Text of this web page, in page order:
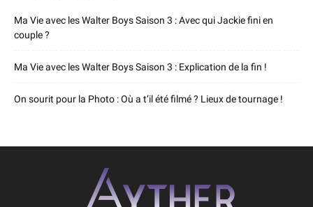
Ma Vie avec les Walter Boys Saison 3 : Avec qui Jackie fini en
couple ?
Ma Vie avec les Walter Boys Saison 3 : Explication de la fin !
On sourit pour la Photo : Où a t’il été filmé ? Lieux de tournage !